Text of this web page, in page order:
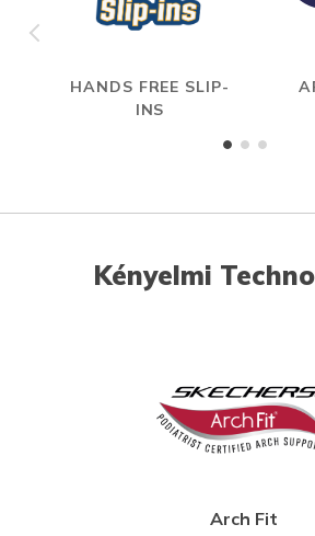
HANDS FREE SLIP-
INS
Kényelmi
Arch Fit